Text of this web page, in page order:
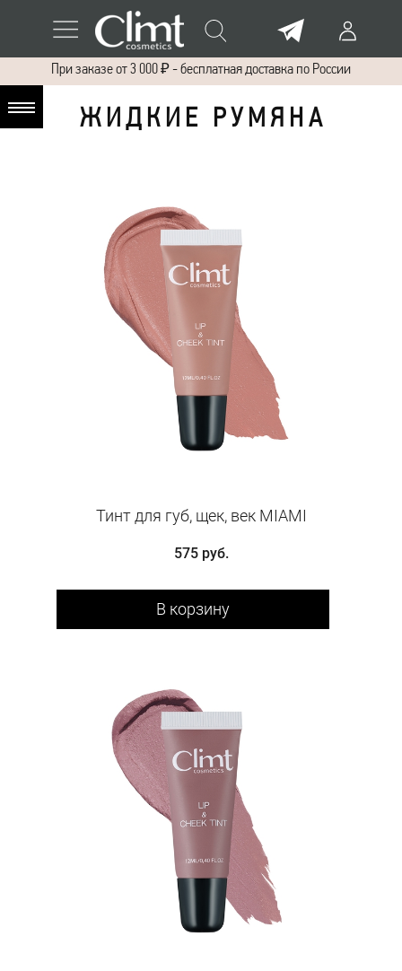
При заказе от 3 000 ₽ - бесплатная доставка по России
Ж И Д К И Е Р У М Я Н А
Тинт для губ, щек, век MIAMI
575 руб.
В корзину